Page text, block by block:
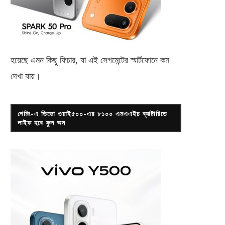
হয়েছে এমন কিছু ফিচার, যা এই সেগমেন্টের স্মার্টফোনে কম
দেখা যায়।
গেমিং-এ ভিভো ওয়াই৫০০-এর ৮১০০ এমএএইচ ব্যাটারিতে
লাইফ হবে ফুল অন